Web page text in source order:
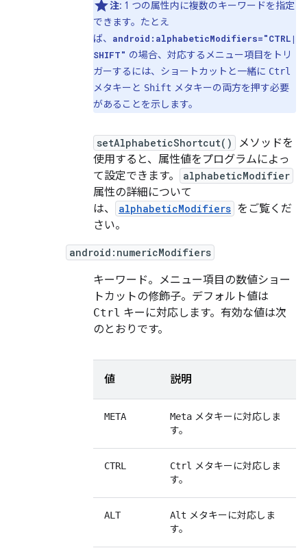
注: 1 つの属性内に複数のキーワードを指定
できます。たとえ
ば、
android:alphabeticModifiers="CTRL|
SHIFT" の場合、対応するメニュー項目をトリ
ガーするには、ショートカットと一緒に Ctrl
メタキーと Shift メタキーの両方を押す必要
があることを示します。
setAlphabeticShortcut()
メソッドを
使用すると、属性値をプログラムによっ
て設定できます。
alphabeticModifier
属性の詳細について
は、
alphabeticModifiers をご覧くだ
さい。
android:numericModifiers
キーワード。メニュー項目の数値ショー
トカットの修飾子。デフォルト値は
Ctrl キーに対応します。有効な値は次
のとおりです。
値 説明
META Meta メタキーに対応しま
す。
CTRL Ctrl メタキーに対応しま
す。
ALT Alt メタキーに対応しま
す。